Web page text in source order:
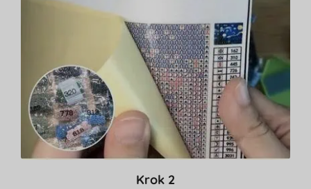
Krok 2